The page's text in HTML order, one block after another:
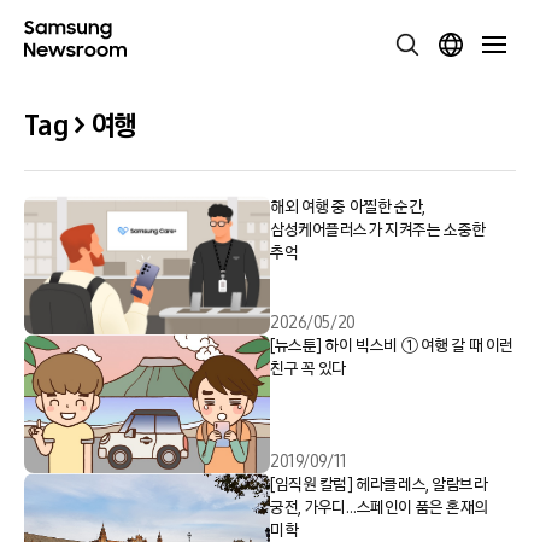
Tag > 여행
해외 여행 중 아찔한 순간,
삼성케어플러스가 지켜주는 소중한
추억
2026/05/20
[뉴스툰] 하이 빅스비 ① 여행 갈 때 이런
친구 꼭 있다
2019/09/11
[임직원 칼럼] 헤라클레스, 알람브라
궁전, 가우디…스페인이 품은 혼재의
미학